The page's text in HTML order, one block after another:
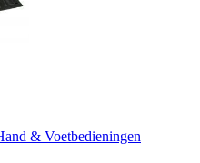
& Voetbedieningen